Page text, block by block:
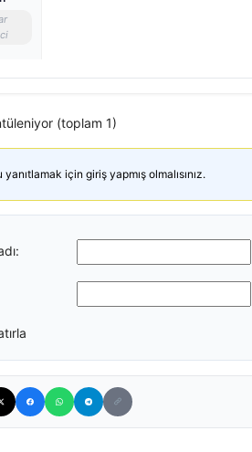
(toplam 1)
için giriş yapmış olmalısınız.